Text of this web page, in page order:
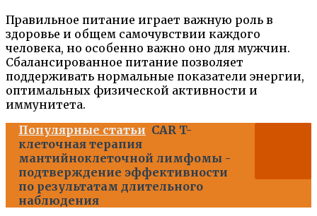
Правильное питание играет важную роль в
здоровье и общем самочувствии каждого
человека, но особенно важно оно для мужчин.
Сбалансированное питание позволяет
поддерживать нормальные показатели энергии,
оптимальных физической активности и
иммунитета.
Популярные статьи CAR T-
клеточная терапия
мантийноклеточной лимфомы -
подтверждение эффективности
по результатам длительного
наблюдения